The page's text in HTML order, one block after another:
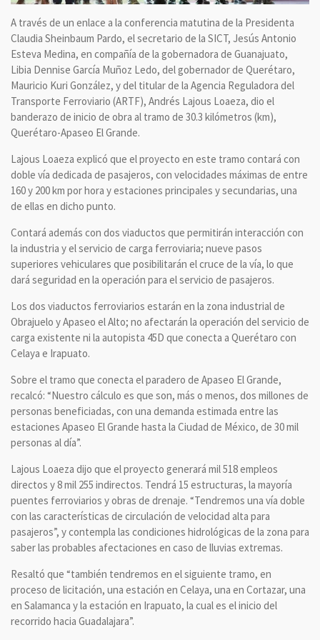
A través de un enlace a la conferencia matutina de la Presidenta
Claudia Sheinbaum Pardo, el secretario de la SICT, Jesús Antonio
Esteva Medina, en compañía de la gobernadora de Guanajuato,
Libia Dennise García Muñoz Ledo, del gobernador de Querétaro,
Mauricio Kuri González, y del titular de la Agencia Reguladora del
Transporte Ferroviario (ARTF), Andrés Lajous Loaeza, dio el
banderazo de inicio de obra al tramo de 30.3 kilómetros (km),
Querétaro-Apaseo El Grande.
Lajous Loaeza explicó que el proyecto en este tramo contará con
doble vía dedicada de pasajeros, con velocidades máximas de entre
160 y 200 km por hora y estaciones principales y secundarias, una
de ellas en dicho punto.
Contará además con dos viaductos que permitirán interacción con
la industria y el servicio de carga ferroviaria; nueve pasos
superiores vehiculares que posibilitarán el cruce de la vía, lo que
dará seguridad en la operación para el servicio de pasajeros.
Los dos viaductos ferroviarios estarán en la zona industrial de
Obrajuelo y Apaseo el Alto; no afectarán la operación del servicio de
carga existente ni la autopista 45D que conecta a Querétaro con
Celaya e Irapuato.
Sobre el tramo que conecta el paradero de Apaseo El Grande,
recalcó: “Nuestro cálculo es que son, más o menos, dos millones de
personas beneficiadas, con una demanda estimada entre las
estaciones Apaseo El Grande hasta la Ciudad de México, de 30 mil
personas al día”.
Lajous Loaeza dijo que el proyecto generará mil 518 empleos
directos y 8 mil 255 indirectos. Tendrá 15 estructuras, la mayoría
puentes ferroviarios y obras de drenaje. “Tendremos una vía doble
con las características de circulación de velocidad alta para
pasajeros”, y contempla las condiciones hidrológicas de la zona para
saber las probables afectaciones en caso de lluvias extremas.
Resaltó que “también tendremos en el siguiente tramo, en
proceso de licitación, una estación en Celaya, una en Cortazar, una
en Salamanca y la estación en Irapuato, la cual es el inicio del
recorrido hacia Guadalajara”.